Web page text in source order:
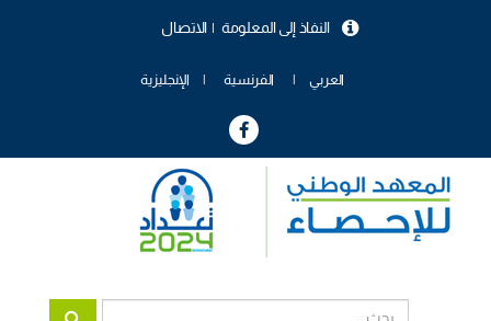
الاتصال النفاذ إلى المعلومة
العربي الفرنسية الإنجليزية